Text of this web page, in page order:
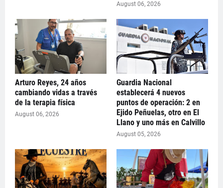
August 06, 2026
Arturo Reyes, 24 años
cambiando vidas a través
de la terapia física
August 06, 2026
Guardia Nacional
establecerá 4 nuevos
puntos de operación: 2 en
Ejido Peñuelas, otro en El
Llano y uno más en Calvillo
August 05, 2026